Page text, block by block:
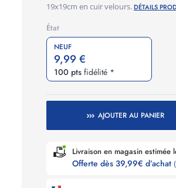
19x19cm en cuir velours.DÉTAILS
État
NEUF
9,99 €
100 pts fidélité *
AJOUTER AU PANIER
Livraison en magasin
Offerte dès 39,99€ d’achat